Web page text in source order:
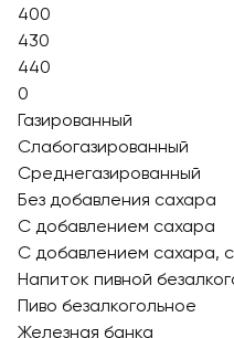
400
430
440
0
Газированный
Слабогазированный
Среднегазированный
Без добавления сахара
С добавлением сахара
С добавлением сахара,
Напиток пивной
Пиво безалкогольное
Железная банка